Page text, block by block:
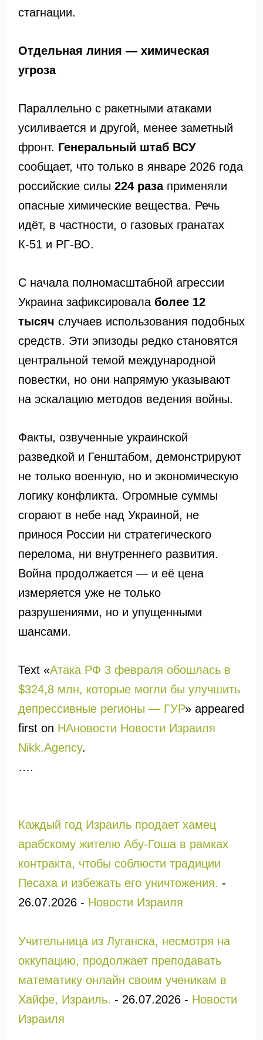
стагнации.
Отдельная линия — химическая
угроза
Параллельно с ракетными атаками
усиливается и другой, менее заметный
фронт. Генеральный штаб ВСУ
сообщает, что только в январе 2026 года
российские силы 224 разаприменяли
опасные химические вещества. Речь
идёт, в частности, о газовых гранатах
К-51 и РГ-ВО.
С начала полномасштабной агрессии
Украина зафиксировала более 12
тысяч случаев использования подобных
средств. Эти эпизоды редко становятся
центральной темой международной
повестки, но они напрямую указывают
на эскалацию методов ведения войны.
Факты, озвученные украинской
разведкой и Генштабом, демонстрируют
не только военную, но и экономическую
логику конфликта. Огромные суммы
сгорают в небе над Украиной, не
принося России ни стратегического
перелома, ни внутреннего развития.
Война продолжается — и её цена
измеряется уже не только
разрушениями, но и упущенными
шансами.
Text «Атака РФ 3 февраля обошлась в
$324,8 млн, которые могли бы улучшить
депрессивные регионы — ГУР» appeared
first on НАновости Новости Израиля
Nikk.Agency.
….
Каждый год Израиль продает хамец
арабскому жителю Абу-Гоша в рамках
контракта, чтобы соблюсти традиции
Песаха и избежать его уничтожения. -
26.07.2026- Новости Израиля
Учительница из Луганска, несмотря на
оккупацию, продолжает преподавать
математику онлайн своим ученикам в
Хайфе, Израиль. - 26.07.2026- Новости
Израиля